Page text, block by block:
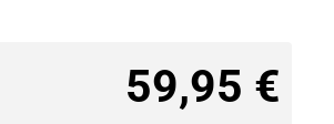
59,95 €